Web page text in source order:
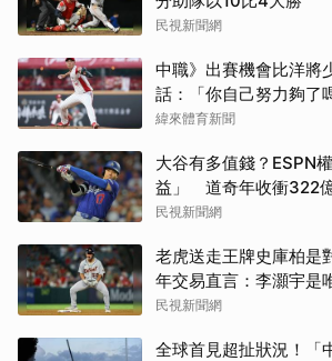
民視新聞網
中職》出賽機會比洋
話：「你自己努力夠了
緯來體育新聞
大谷有多值錢？ESPN
益」 道奇年收衝322
民視新聞網
老虎送走王牌史庫柏是
年交易直言：李灝宇是
民視新聞網
全球首見超扯狀況！「